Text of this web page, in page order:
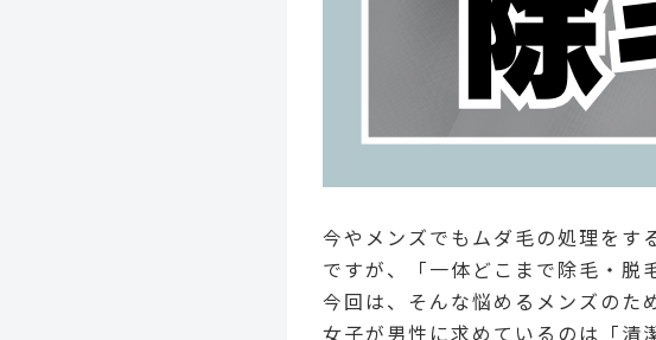
今やメンズでもムダ毛の処理をす
ですが、「一体どこまで除毛・脱
今回は、そんな悩めるメンズのた
女子が男性に求めているのは「清